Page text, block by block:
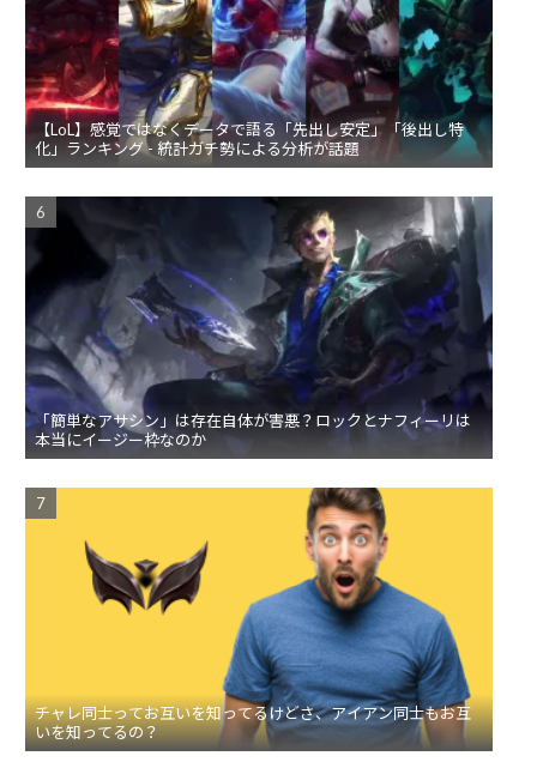
【LoL】感覚ではなくデータで語る「先出し安定」「後出し特
化」ランキング - 統計ガチ勢による分析が話題
「簡単なアサシン」は存在自体が害悪？ロックとナフィーリは
本当にイージー枠なのか
チャレ同士ってお互いを知ってるけどさ、アイアン同士もお互
いを知ってるの？